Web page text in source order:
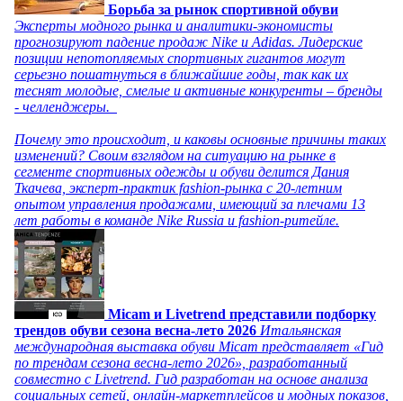
Борьба за рынок спортивной обуви
Эксперты модного рынка и аналитики-экономисты
прогнозируют падение продаж Nike и Adidas. Лидерские
позиции непотопляемых спортивных гигантов могут
серьезно пошатнуться в ближайшие годы, так как их
теснят молодые, смелые и активные конкуренты – бренды
- челленджеры.
Почему это происходит, и каковы основные причины таких
изменений? Своим взглядом на ситуацию на рынке в
сегменте спортивных одежды и обуви делится Дания
Ткачева, эксперт-практик fashion-рынка с 20-летним
опытом управления продажами, имеющий за плечами 13
лет работы в команде Nike Russia и fashion-ритейле.
Micam и Livetrend представили подборку
трендов обуви сезона весна-лето 2026 Итальянская
международная выставка обуви Micam представляет «Гид
по трендам сезона весна-лето 2026», разработанный
совместно с Livetrend. Гид разработан на основе анализа
социальных сетей, онлайн-маркетплейсов и модных показов,